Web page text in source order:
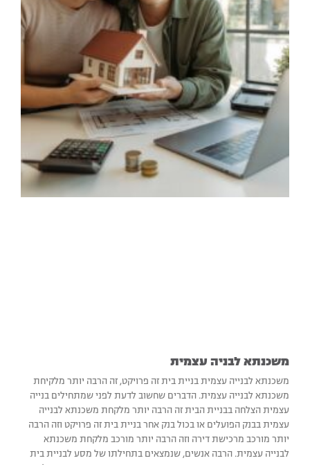
משכנתא לבניה עצמית
משכנתא לבנייה עצמית בניית בית זה פרויקט, זה הרבה יותר מלקיחת
משכנתא לבנייה עצמית. הדברים שחשוב לדעת לפני שמתחילים בנייה
עצמית הצלחה בבניית הבית זה הרבה יותר מלקחת משכנתא לבנייה
עצמית בבנק הפועלים או בכול בנק אחר בניית בית זה פרויקט וזה הרבה
יותר מורכב מרכישת דירה וזה הרבה יותר מורכב מלקחת משכנתא
לבנייה עצמית. הרבה אנשים, שנמצאים בתחילתו של מסע לבניית בית